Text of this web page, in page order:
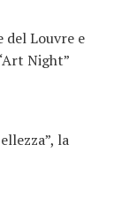
del Louvre e
Night”
la